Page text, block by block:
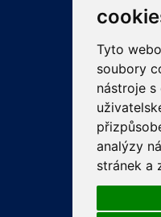
Tyto
soubory
nástroje s
analýzy
stránek a
PRO